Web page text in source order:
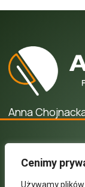
Cenimy
Używamy
Anna